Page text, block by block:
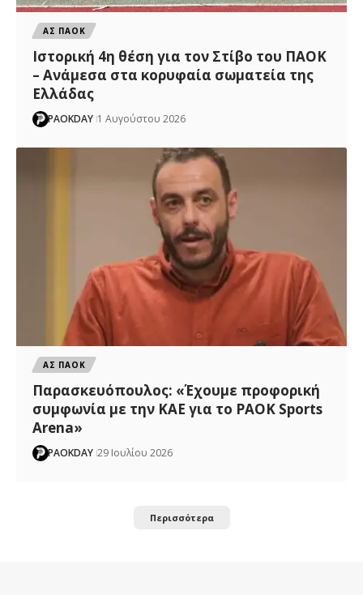
ΑΣ ΠΑΟΚ
Ιστορική 4η θέση για τον Στίβο του ΠΑΟΚ
– Ανάμεσα στα κορυφαία σωματεία της
Ελλάδας
PAOKDAY 1 Αυγούστου 2026
ΑΣ ΠΑΟΚ
Παρασκευόπουλος: «Έχουμε προφορική
συμφωνία με την ΚΑΕ για το PAOK Sports
Arena»
PAOKDAY 29 Ιουλίου 2026
Περισσότερα